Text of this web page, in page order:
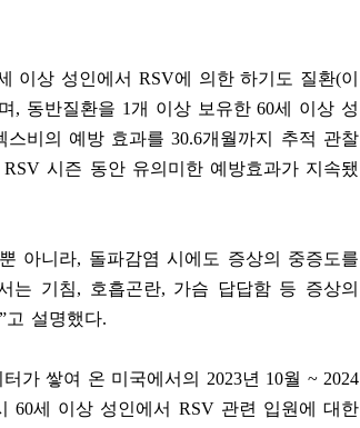
이상 성인에서 RSV에 의한 하기도 질환(이
, 동반질환을 1개 이상 보유한60세 이상 성
스비의 예방 효과를30.6개월까지 추적 관찰
RSV시즌 동안 유의미한 예방효과가 지속됐
아니라, 돌파감염 시에도 증상의 중증도를
는 기침, 호흡곤란, 가슴 답답함 등 증상의
”고 설명했다.
가 쌓여 온 미국에서의 2023년 10월 ~ 2024
60세 이상 성인에서 RSV 관련 입원에 대한